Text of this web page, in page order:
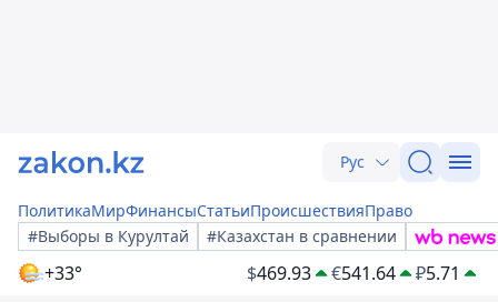
Рус
ПолитикаМирФинансыСтатьиПроисшествияПраво
#Выборы в Курултай
#Казахстан в сравнении
+33° $469.93 €541.64 ₽5.71